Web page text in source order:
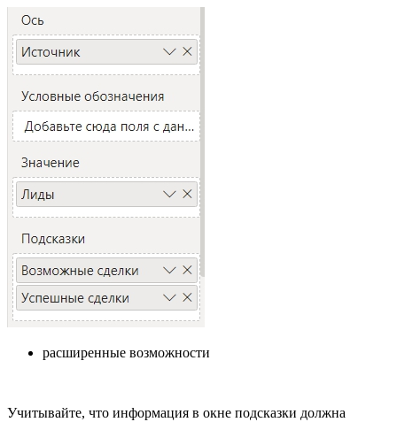
расширенные возможности
Учитывайте, что информация в окне подсказки должна